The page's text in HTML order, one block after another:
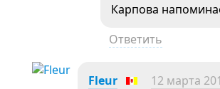
Карпова
Ответить
Fleur 12 марта